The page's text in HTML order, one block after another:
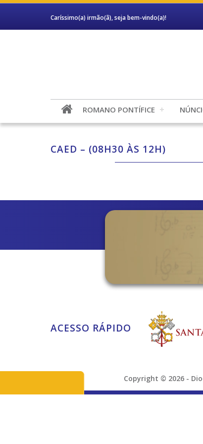
Caríssimo(a) irmão(ã), seja bem-vindo(a)!
ROMANO PONTÍFICE
CAED – (08H30 ÀS 12H)
ACESSO RÁPIDO
Copyright © 2026 -